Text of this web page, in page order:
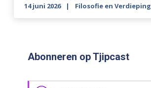
14 juni 2026 Filosofie en Verdieping
Abonneren op Tjipcast